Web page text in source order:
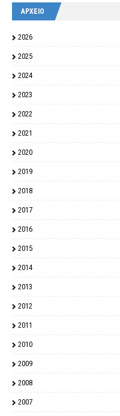
ΑΡΧΕΙΟ
2026
2025
2024
2023
2022
2021
2020
2019
2018
2017
2016
2015
2014
2013
2012
2011
2010
2009
2008
2007